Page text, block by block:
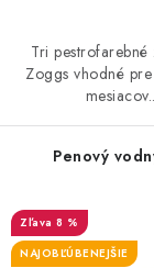
Tri pestrofarebné
Zoggs vhodné
Penový
8 %
NAJOBĽÚBENEJŠIE